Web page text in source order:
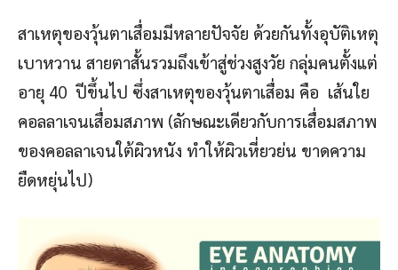
สาเหตุของวุ้นตาเสื่อมมีหลายปัจจัย ด้วยกันทั้งอุบัติเหตุ
เบาหวาน สายตาสั้นรวมถึงเข้าสู่ช่วงสูงวัย กลุ่มคนตั้งแต่
อายุ 40 ปีขึ้นไป ซึ่งสาเหตุของวุ้นตาเสื่อม คือ เส้นใย
คอลลาเจนเสื่อมสภาพ (ลักษณะเดียวกับการเสื่อมสภาพ
ของคอลลาเจนใต้ผิวหนัง ทำให้ผิวเหี่ยวย่น ขาดความ
ยืดหยุ่นไป)